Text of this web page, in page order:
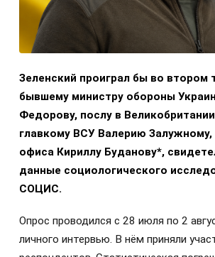
Зеленский проиграл бы во втором
бывшему министру обороны
Федорову, послу в
главкому ВСУ Валерию Залужному,
офиса Кириллу Буданову*,
данные социологического
СОЦИС.
Опрос проводился с 28 июля по 2
личного интервью. В нём приняли